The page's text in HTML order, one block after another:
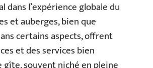
dans l’expérience globale du
et auberges, bien que
certains aspects, offrent
et des services bien